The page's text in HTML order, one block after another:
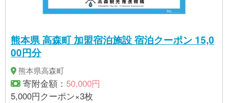
熊本県 高森町 加盟宿泊施設 宿泊クーポン 15,0
00円分
熊本県高森町
寄附金額： 50,000円
5,000円クーポン×3枚